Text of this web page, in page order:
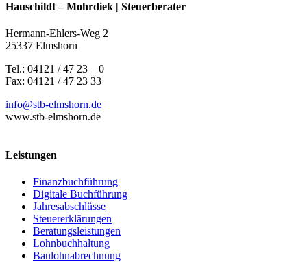
Hauschildt – Mohrdiek | Steuerberater
Hermann-Ehlers-Weg 2
25337 Elmshorn
Tel.: 04121 / 47 23 – 0
Fax: 04121 / 47 23 33
info@stb-elmshorn.de
www.stb-elmshorn.de
Leistungen
Finanzbuchführung
Digitale Buchführung
Jahresabschlüsse
Steuererklärungen
Beratungsleistungen
Lohnbuchhaltung
Baulohnabrechnung